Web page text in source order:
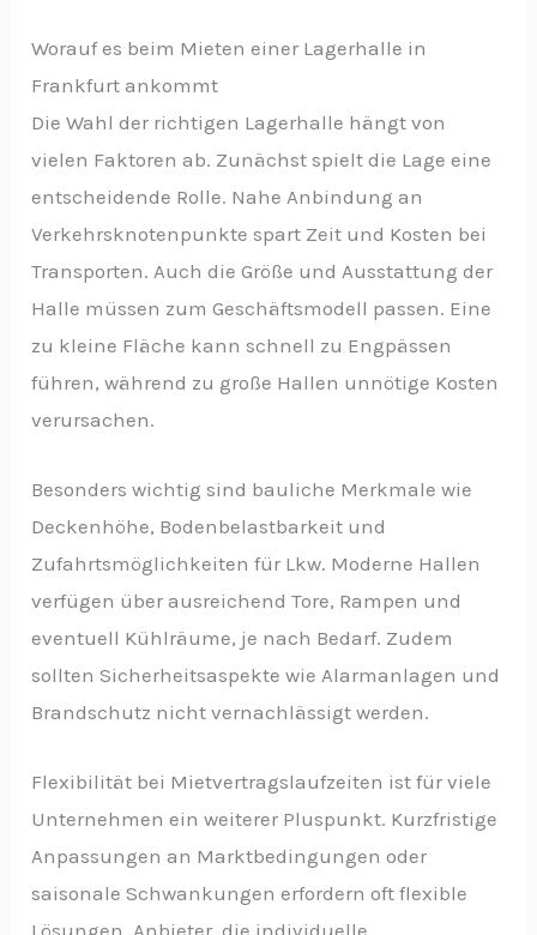
Worauf es beim Mieten einer Lagerhalle in
Frankfurt ankommt
Die Wahl der richtigen Lagerhalle hängt von
vielen Faktoren ab. Zunächst spielt die Lage eine
entscheidende Rolle. Nahe Anbindung an
Verkehrsknotenpunkte spart Zeit und Kosten bei
Transporten. Auch die Größe und Ausstattung der
Halle müssen zum Geschäftsmodell passen. Eine
zu kleine Fläche kann schnell zu Engpässen
führen, während zu große Hallen unnötige Kosten
verursachen.
Besonders wichtig sind bauliche Merkmale wie
Deckenhöhe, Bodenbelastbarkeit und
Zufahrtsmöglichkeiten für Lkw. Moderne Hallen
verfügen über ausreichend Tore, Rampen und
eventuell Kühlräume, je nach Bedarf. Zudem
sollten Sicherheitsaspekte wie Alarmanlagen und
Brandschutz nicht vernachlässigt werden.
Flexibilität bei Mietvertragslaufzeiten ist für viele
Unternehmen ein weiterer Pluspunkt. Kurzfristige
Anpassungen an Marktbedingungen oder
saisonale Schwankungen erfordern oft flexible